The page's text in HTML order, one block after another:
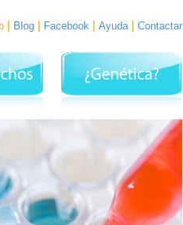
Blog Facebook Ayuda Contactar